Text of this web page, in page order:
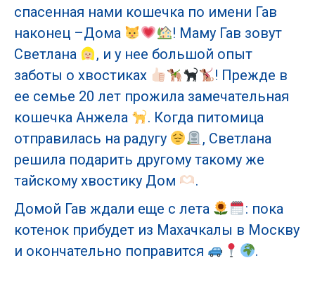
спасенная нами кошечка по имени Гав
наконец –Дома
! Маму Гав зовут
Светлана
, и у нее большой опыт
заботы о хвостиках
! Прежде в
ее семье 20 лет прожила замечательная
кошечка Анжела
. Когда питомица
отправилась на радугу
, Светлана
решила подарить другому такому же
тайскому хвостику Дом
.
Домой Гав ждали еще с лета
: пока
котенок прибудет из Махачкалы в Москву
и окончательно поправится
.